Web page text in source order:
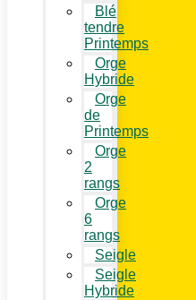
Blé
tendre
Printemps
Orge
Hybride
Orge
de
Printemps
Orge
2
rangs
Orge
6
rangs
Seigle
Seigle
Hybride